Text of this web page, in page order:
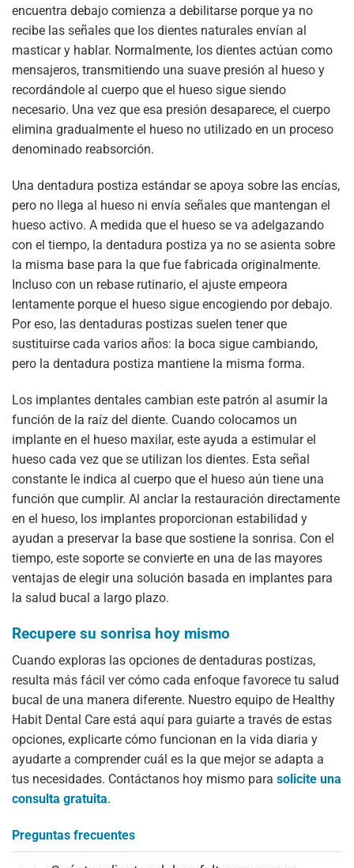
encuentra debajo comienza a debilitarse porque ya no
recibe las señales que los dientes naturales envían al
masticar y hablar. Normalmente, los dientes actúan como
mensajeros, transmitiendo una suave presión al hueso y
recordándole al cuerpo que el hueso sigue siendo
necesario. Una vez que esa presión desaparece, el cuerpo
elimina gradualmente el hueso no utilizado en un proceso
denominado reabsorción.
Una dentadura postiza estándar se apoya sobre las encías,
pero no llega al hueso ni envía señales que mantengan el
hueso activo. A medida que el hueso se va adelgazando
con el tiempo, la dentadura postiza ya no se asienta sobre
la misma base para la que fue fabricada originalmente.
Incluso con un rebase rutinario, el ajuste empeora
lentamente porque el hueso sigue encogiendo por debajo.
Por eso, las dentaduras postizas suelen tener que
sustituirse cada varios años: la boca sigue cambiando,
pero la dentadura postiza mantiene la misma forma.
Los implantes dentales cambian este patrón al asumir la
función de la raíz del diente. Cuando colocamos un
implante en el hueso maxilar, este ayuda a estimular el
hueso cada vez que se utilizan los dientes. Esta señal
constante le indica al cuerpo que el hueso aún tiene una
función que cumplir. Al anclar la restauración directamente
en el hueso, los implantes proporcionan estabilidad y
ayudan a preservar la base que sostiene la sonrisa. Con el
tiempo, este soporte se convierte en una de las mayores
ventajas de elegir una solución basada en implantes para
la salud bucal a largo plazo.
Recupere su sonrisa hoy mismo
Cuando exploras las opciones de dentaduras postizas,
resulta más fácil ver cómo cada enfoque favorece tu salud
bucal de una manera diferente. Nuestro equipo de Healthy
Habit Dental Care está aquí para guiarte a través de estas
opciones, explicarte cómo funcionan en la vida diaria y
ayudarte a comprender cuál es la que mejor se adapta a
tus necesidades. Contáctanos hoy mismo para solicite una
consulta gratuita.
Preguntas frecuentes